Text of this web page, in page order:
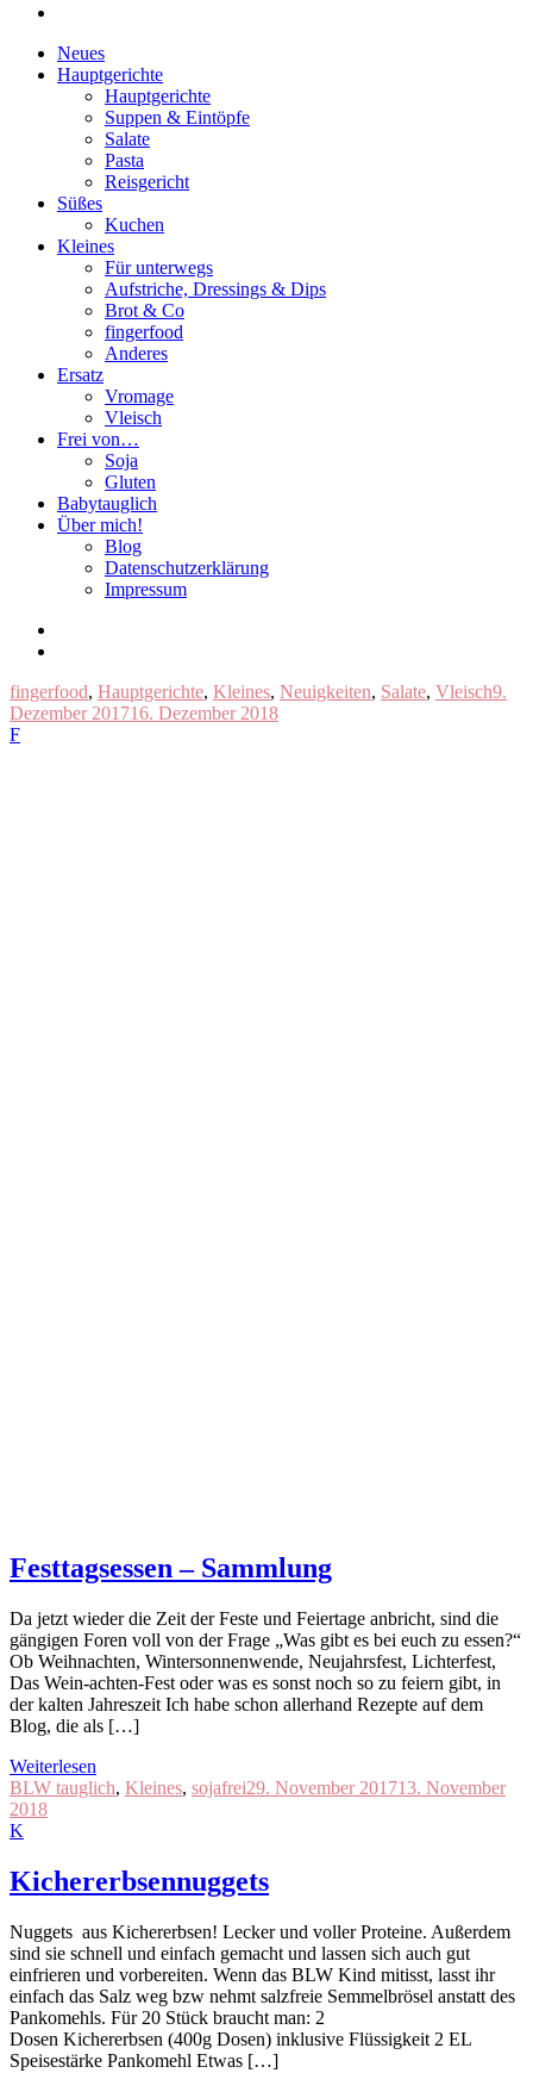
Neues
Hauptgerichte
Hauptgerichte
Suppen & Eintöpfe
Salate
Pasta
Reisgericht
Süßes
Kuchen
Kleines
Für unterwegs
Aufstriche, Dressings & Dips
Brot & Co
fingerfood
Anderes
Ersatz
Vromage
Vleisch
Frei von…
Soja
Gluten
Babytauglich
Über mich!
Blog
Datenschutzerklärung
Impressum
Letzte
Beiträge
fingerfood, Hauptgerichte, Kleines, Neuigkeiten, Salate, Vleisch9.
Dezember 201716. Dezember 2018
F
Festtagsessen – Sammlung
Da jetzt wieder die Zeit der Feste und Feiertage anbricht, sind die
gängigen Foren voll von der Frage „Was gibt es bei euch zu essen?“
Ob Weihnachten, Wintersonnenwende, Neujahrsfest, Lichterfest,
Das Wein-achten-Fest oder was es sonst noch so zu feiern gibt, in
der kalten Jahreszeit Ich habe schon allerhand Rezepte auf dem
Blog, die als […]
Weiterlesen
BLW tauglich, Kleines, sojafrei29. November 201713. November
2018
K
Kichererbsennuggets
Nuggets aus Kichererbsen! Lecker und voller Proteine. Außerdem
sind sie schnell und einfach gemacht und lassen sich auch gut
einfrieren und vorbereiten. Wenn das BLW Kind mitisst, lasst ihr
einfach das Salz weg bzw nehmt salzfreie Semmelbrösel anstatt des
Pankomehls. Für 20 Stück braucht man: 2
Dosen Kichererbsen (400g Dosen) inklusive Flüssigkeit 2 EL
Speisestärke Pankomehl Etwas […]